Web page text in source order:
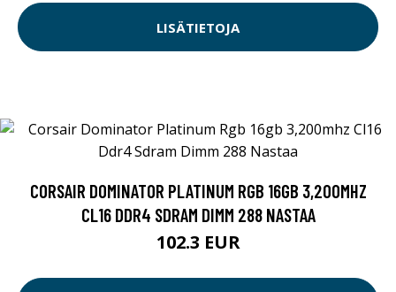
LISÄTIETOJA
CORSAIR DOMINATOR PLATINUM RGB 16GB 3,200MHZ
CL16 DDR4 SDRAM DIMM 288 NASTAA
102.3 EUR